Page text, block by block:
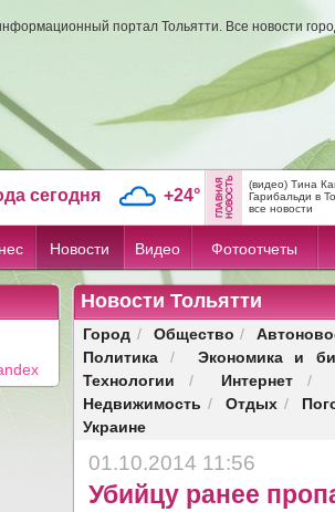
портал Тольятти. Все новости
сегодня +24°
(видео) Тина
Гарибальди в
все новости
Новости Видео Фотоотчеты
Новости Тольятти
Город / Общество /
Политика /
Экономика и
Технологии / Интернет /
Недвижимость / Отдых/
Украине
01.10.2014 11:56
Убийцу ранее